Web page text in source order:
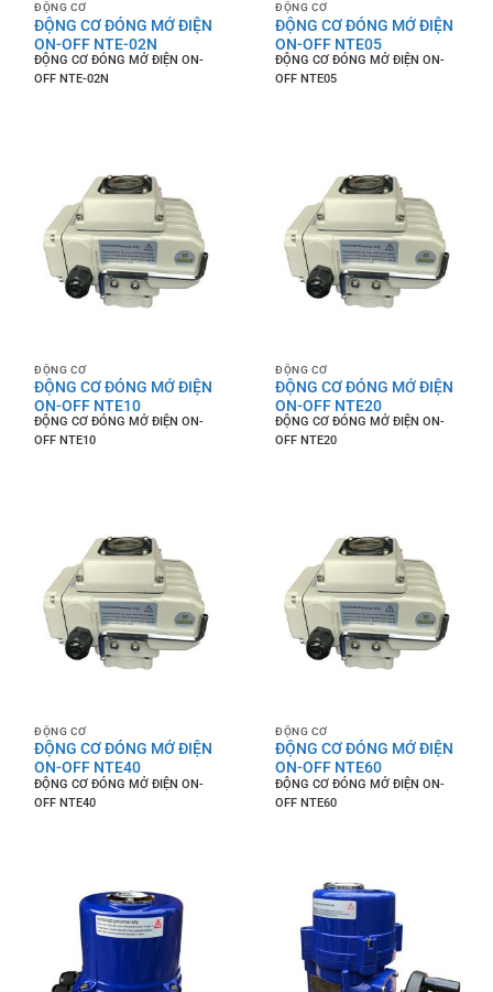
ĐỘNG CƠ
ĐỘNG CƠ ĐÓNG MỞ ĐIỆN
ON-OFF NTE-02N
ĐỘNG CƠ ĐÓNG MỞ ĐIỆN ON-
OFF NTE-02N
ĐỘNG CƠ
ĐỘNG CƠ ĐÓNG MỞ ĐIỆN
ON-OFF NTE05
ĐỘNG CƠ ĐÓNG MỞ ĐIỆN ON-
OFF NTE05
ĐỘNG CƠ
ĐỘNG CƠ ĐÓNG MỞ ĐIỆN
ON-OFF NTE10
ĐỘNG CƠ ĐÓNG MỞ ĐIỆN ON-
OFF NTE10
ĐỘNG CƠ
ĐỘNG CƠ ĐÓNG MỞ ĐIỆN
ON-OFF NTE20
ĐỘNG CƠ ĐÓNG MỞ ĐIỆN ON-
OFF NTE20
ĐỘNG CƠ
ĐỘNG CƠ ĐÓNG MỞ ĐIỆN
ON-OFF NTE40
ĐỘNG CƠ ĐÓNG MỞ ĐIỆN ON-
OFF NTE40
ĐỘNG CƠ
ĐỘNG CƠ ĐÓNG MỞ ĐIỆN
ON-OFF NTE60
ĐỘNG CƠ ĐÓNG MỞ ĐIỆN ON-
OFF NTE60